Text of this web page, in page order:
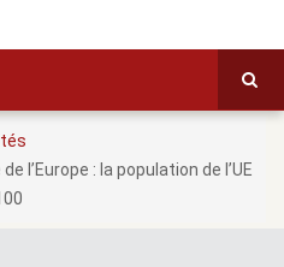
l’Europe : la population de l’UE